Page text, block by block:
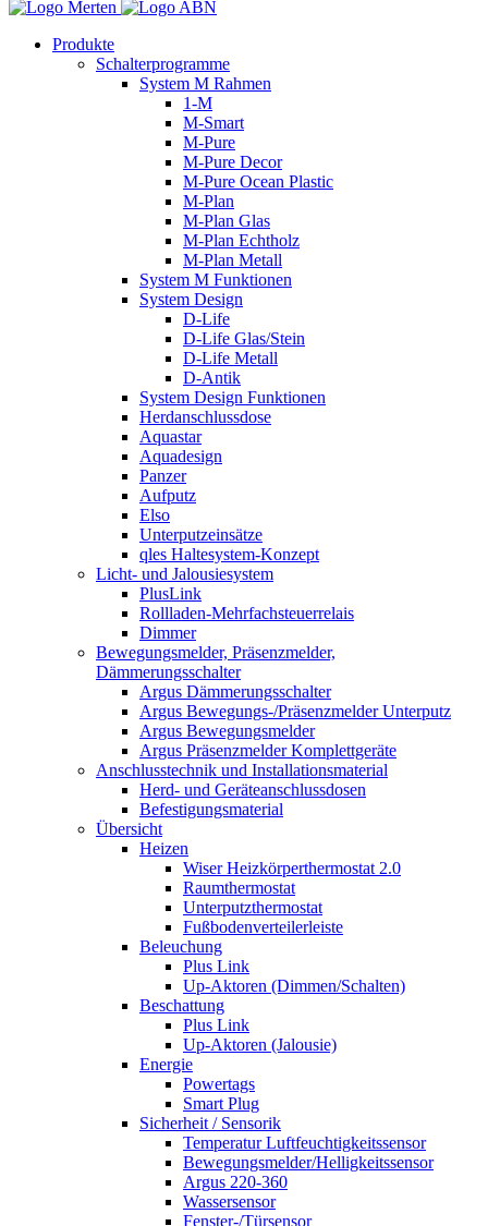
Produkte
Schalterprogramme
System M Rahmen
1-M
M-Smart
M-Pure
M-Pure Decor
M-Pure Ocean Plastic
M-Plan
M-Plan Glas
M-Plan Echtholz
M-Plan Metall
System M Funktionen
System Design
D-Life
D-Life Glas/Stein
D-Life Metall
D-Antik
System Design Funktionen
Herdanschlussdose
Aquastar
Aquadesign
Panzer
Aufputz
Elso
Unterputzeinsätze
qles Haltesystem-Konzept
Licht- und Jalousiesystem
PlusLink
Rollladen-Mehrfachsteuerrelais
Dimmer
Bewegungsmelder, Präsenzmelder,
Dämmerungsschalter
Argus Dämmerungsschalter
Argus Bewegungs-/Präsenzmelder Unterputz
Argus Bewegungsmelder
Argus Präsenzmelder Komplettgeräte
Anschlusstechnik und Installationsmaterial
Herd- und Geräteanschlussdosen
Befestigungsmaterial
Übersicht
Heizen
Wiser Heizkörperthermostat 2.0
Raumthermostat
Unterputzthermostat
Fußbodenverteilerleiste
Beleuchung
Plus Link
Up-Aktoren (Dimmen/Schalten)
Beschattung
Plus Link
Up-Aktoren (Jalousie)
Energie
Powertags
Smart Plug
Sicherheit / Sensorik
Temperatur Luftfeuchtigkeitssensor
Bewegungsmelder/Helligkeitssensor
Argus 220-360
Wassersensor
Fenster-/Türsensor